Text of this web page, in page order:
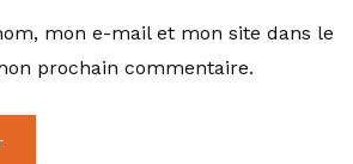
mon e-mail et mon site dans le
prochain commentaire.